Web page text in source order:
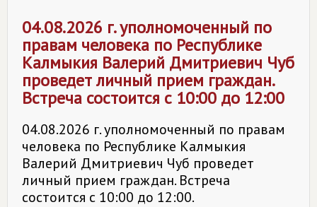
04.08.2026 г. уполномоченный по
правам человека по Республике
Калмыкия Валерий Дмитриевич Чуб
проведет личный прием граждан.
Встреча состоится с 10:00 до 12:00
04.08.2026 г. уполномоченный по правам
человека по Республике Калмыкия
Валерий Дмитриевич Чуб проведет
личный прием граждан. Встреча
состоится с 10:00 до 12:00.